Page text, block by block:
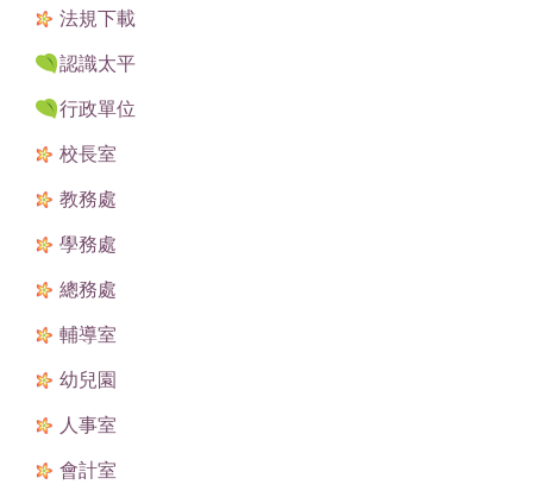
法規下載
認識太平
行政單位
校長室
教務處
學務處
總務處
輔導室
幼兒園
人事室
會計室